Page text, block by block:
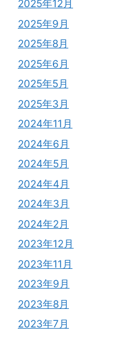
2025年12月
2025年9月
2025年8月
2025年6月
2025年5月
2025年3月
2024年11月
2024年6月
2024年5月
2024年4月
2024年3月
2024年2月
2023年12月
2023年11月
2023年9月
2023年8月
2023年7月